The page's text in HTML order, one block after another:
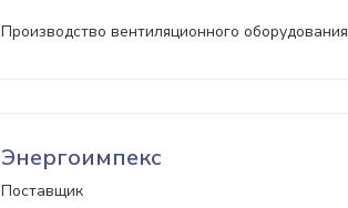
Производство вентиляционного оборудования
Энергоимпекс
Поставщик